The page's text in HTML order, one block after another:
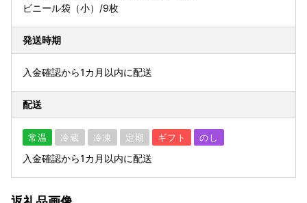
ビニール袋（小）/9枚
発送時期
入金確認から1カ月以内に配送
配送
常温 冷蔵 冷凍 定期 ギフト のし
入金確認から1カ月以内に配送